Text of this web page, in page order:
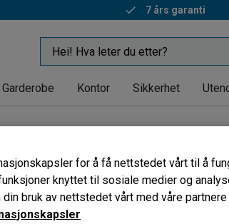
7 års garanti
Garderobe Kontor Sikkerhet
Dybde Seksjon
for å få nettstedet vårt til å
knyttet til sosiale medier og
din bruk av nettstedet vårt med våre